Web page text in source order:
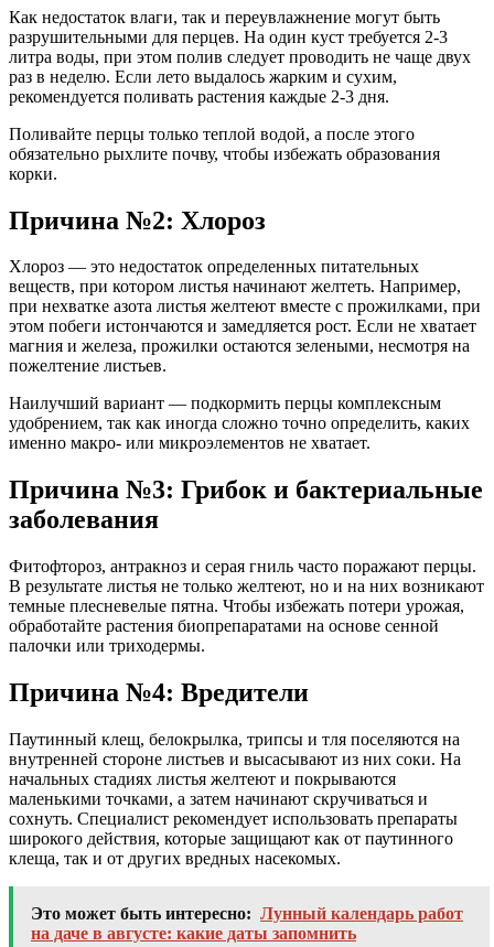
Как недостаток влаги, так и переувлажнение могут быть
разрушительными для перцев. На один куст требуется 2-3
литра воды, при этом полив следует проводить не чаще двух
раз в неделю. Если лето выдалось жарким и сухим,
рекомендуется поливать растения каждые 2-3 дня.
Поливайте перцы только теплой водой, а после этого
обязательно рыхлите почву, чтобы избежать образования
корки.
Причина №2: Хлороз
Хлороз — это недостаток определенных питательных
веществ, при котором листья начинают желтеть. Например,
при нехватке азота листья желтеют вместе с прожилками, при
этом побеги истончаются и замедляется рост. Если не хватает
магния и железа, прожилки остаются зелеными, несмотря на
пожелтение листьев.
Наилучший вариант — подкормить перцы комплексным
удобрением, так как иногда сложно точно определить, каких
именно макро- или микроэлементов не хватает.
Причина №3: Грибок и бактериальные
заболевания
Фитофтороз, антракноз и серая гниль часто поражают перцы.
В результате листья не только желтеют, но и на них возникают
темные плесневелые пятна. Чтобы избежать потери урожая,
обработайте растения биопрепаратами на основе сенной
палочки или триходермы.
Причина №4: Вредители
Паутинный клещ, белокрылка, трипсы и тля поселяются на
внутренней стороне листьев и высасывают из них соки. На
начальных стадиях листья желтеют и покрываются
маленькими точками, а затем начинают скручиваться и
сохнуть. Специалист рекомендует использовать препараты
широкого действия, которые защищают как от паутинного
клеща, так и от других вредных насекомых.
Это может быть интересно: Лунный календарь работ
на даче в августе: какие даты запомнить